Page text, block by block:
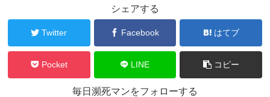
シェアする
Twitter Facebook はてブ
Pocket LINE コピー
毎日瀕死マンをフォローする